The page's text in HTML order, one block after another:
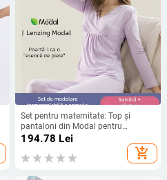
Set pentru maternitate: Top și
pantaloni din Modal pentru
alăptare, mâneci lungi, toamnă
194.78 Lei
add_shopping_cart